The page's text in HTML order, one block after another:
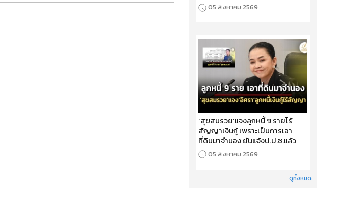
05 สิงหาคม 2569
‘สุขสมรวย’แจงลูกหนี้ 9 รายไร้
สัญญาเงินกู้ เพราะเป็นการเอา
ที่ดินมาจำนอง ยันแจ้งป.ป.ช.แล้ว
05 สิงหาคม 2569
ดูทั้งหมด